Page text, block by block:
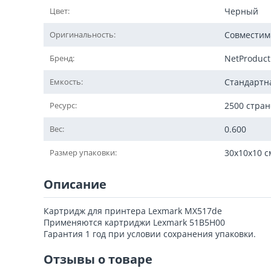
Цвет: Черный
Оригинальность:
Бренд: NetProduct
Емкость:
Ресурс: 2500
Вес: 0.600
Размер упаковки: 30x10x10
Описание
Картридж для принтера Lexmark MX517de
Применяются картриджи Lexmark 51B5H00
Гарантия 1 год при условии сохранения упаковки.
Отзывы о товаре